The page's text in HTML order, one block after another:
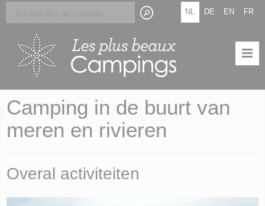
Skip
main
FR
EN
DE
NL
Camping in de buurt van
meren en rivieren
Overal activiteiten
Cookies beheer paneel